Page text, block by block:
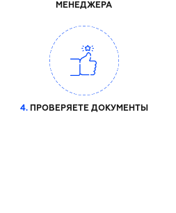
МЕНЕДЖЕРА
4.ПРОВЕРЯЕТЕ ДОКУМЕНТЫ